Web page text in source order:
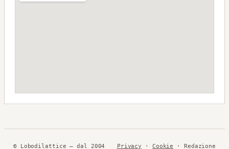
© Lobodilattice — dal 2004 Privacy · Cookie · Redazione